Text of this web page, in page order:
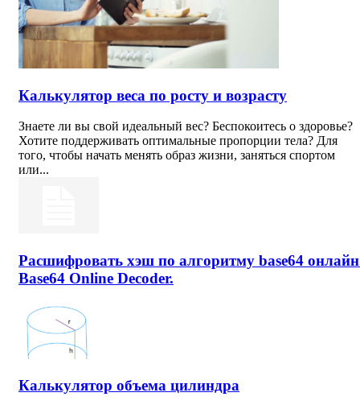
Калькулятор веса по росту и возрасту
Знаете ли вы свой идеальный вес? Беспокоитесь о здоровье?
Хотите поддерживать оптимальные пропорции тела? Для
того, чтобы начать менять образ жизни, заняться спортом
или...
Расшифровать хэш по алгоритму base64
Base64 Online Decoder.
Калькулятор объема цилиндра